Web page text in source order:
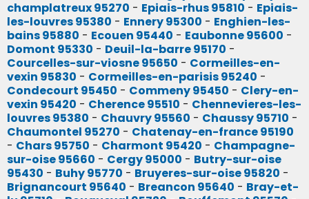
champlatreux 95270 - Epiais-rhus 95810 - Epiais-
les-louvres 95380 - Ennery 95300 - Enghien-les-
bains 95880 - Ecouen 95440 - Eaubonne 95600 -
Domont 95330 - Deuil-la-barre 95170 -
Courcelles-sur-viosne 95650 - Cormeilles-en-
vexin 95830 - Cormeilles-en-parisis 95240 -
Condecourt 95450 - Commeny 95450 - Clery-en-
vexin 95420 - Cherence 95510 - Chennevieres-les-
louvres 95380 - Chauvry 95560 - Chaussy 95710 -
Chaumontel 95270 - Chatenay-en-france 95190
- Chars 95750 - Charmont 95420 - Champagne-
sur-oise 95660 - Cergy 95000 - Butry-sur-oise
95430 - Buhy 95770 - Bruyeres-sur-oise 95820 -
Brignancourt 95640 - Breancon 95640 - Bray-et-